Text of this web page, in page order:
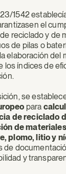
1542
el
reciclado y de
de pilas o
elaboración del
los índices de
se
para
de reciclado
de
plomo, litio y
de
y